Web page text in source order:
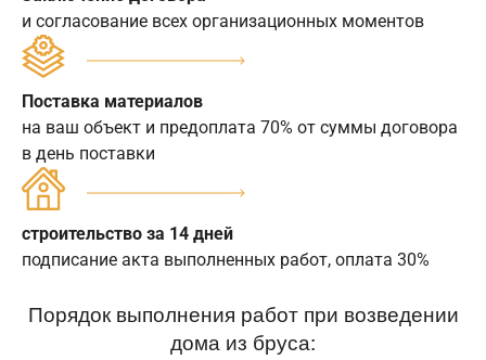
и согласование всех организационных моментов
Поставка материалов
на ваш объект и предоплата 70% от суммы договора
в день поставки
строительство за 14 дней
подписание акта выполненных работ, оплата 30%
Порядок выполнения работ при возведении
дома из бруса: